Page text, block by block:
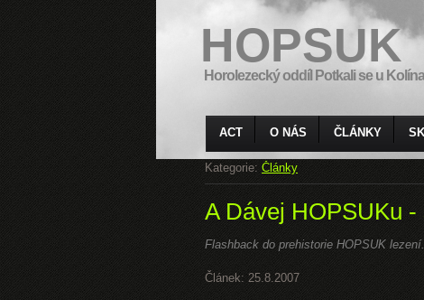
HOPSUK
Horolezecký oddíl Potkali se u Kolína
ACT O NÁS ČLÁNKY
Kategorie: Články
A Dávej HOPSUKu
Flashback do prehistorie HOPSUK
Článek: 25.8.2007